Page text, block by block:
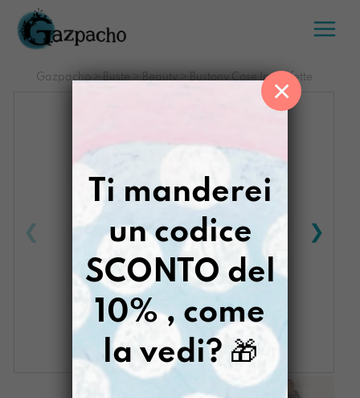
Salta
contenuto
Gazpacho> Buste > Beauty> Bustony Cose Imperfette
Ti manderei
un codice
SCONTO del
10% , come
la vedi? 🎁
×